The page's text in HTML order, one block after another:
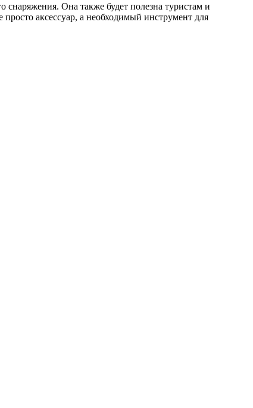
снаряжения. Она также будет полезна туристам и
аксессуар, а необходимый инструмент для